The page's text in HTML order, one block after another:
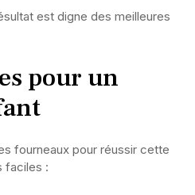
est digne des meilleures
pour un
fourneaux pour réussir cette
faciles :